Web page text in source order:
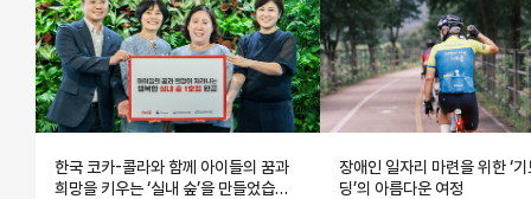
한국 코카-콜라와 함께 아이들의 꿈과
희망을 키우는 ‘실내 숲’을 만들었습니
장애인 일자리 마련을 위한 ‘
딩’의 아름다운 여정